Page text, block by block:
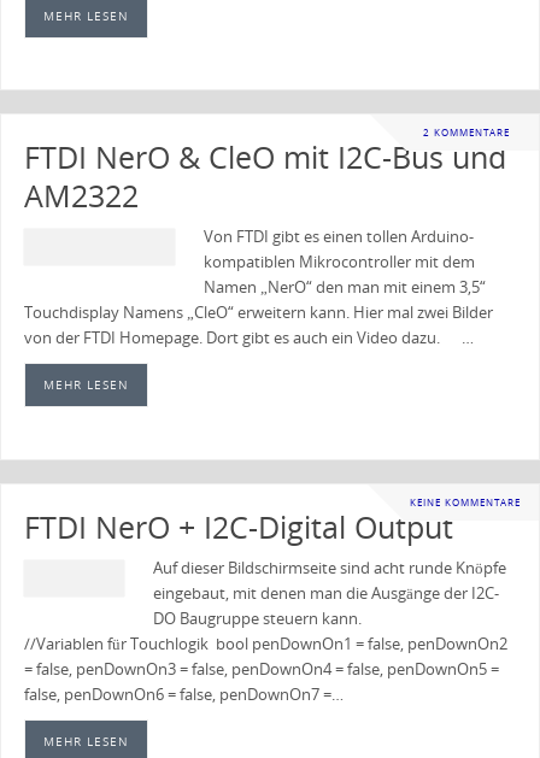
MEHR LESEN
2 KOMMENTARE
FTDI NerO & CleO mit I2C-Bus und
AM2322
Von FTDI gibt es einen tollen Arduino-
kompatiblen Mikrocontroller mit dem
Namen „NerO“ den man mit einem 3,5“
Touchdisplay Namens „CleO“ erweitern kann. Hier mal zwei Bilder
von der FTDI Homepage. Dort gibt es auch ein Video dazu. …
MEHR LESEN
KEINE KOMMENTARE
FTDI NerO + I2C-Digital Output
Auf dieser Bildschirmseite sind acht runde Knöpfe
eingebaut, mit denen man die Ausgänge der I2C-
DO Baugruppe steuern kann.
//Variablen für Touchlogik bool penDownOn1 = false, penDownOn2
= false, penDownOn3 = false, penDownOn4 = false, penDownOn5 =
false, penDownOn6 = false, penDownOn7 =…
MEHR LESEN